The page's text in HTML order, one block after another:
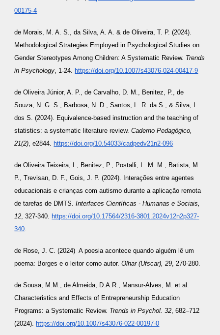
00175-4
de Morais, M. A. S., da Silva, A. A. & de Oliveira, T. P. (2024).
Methodological Strategies Employed in Psychological Studies on
Gender Stereotypes Among Children: A Systematic Review. Trends
in Psychology, 1-24. https://doi.org/10.1007/s43076-024-00417-9
de Oliveira Júnior, A. P., de Carvalho, D. M., Benitez, P., de
Souza, N. G. S., Barbosa, N. D., Santos, L. R. da S., & Silva, L.
dos S. (2024). Equivalence-based instruction and the teaching of
statistics: a systematic literature review.Caderno Pedagógico,
21(2), e2844. https://doi.org/10.54033/cadpedv21n2-096
de Oliveira Teixeira, I., Benitez, P., Postalli, L. M. M., Batista, M.
P., Trevisan, D. F., Gois, J. P. (2024). Interações entre agentes
educacionais e crianças com autismo durante a aplicação remota
de tarefas de DMTS.Interfaces Científicas - Humanas e Sociais,
12, 327-340. https://doi.org/10.17564/2316-3801.2024v12n2p327-
340.
de Rose, J. C. (2024) A poesia acontece quando alguém lê um
poema: Borges e o leitor como autor.Olhar (Ufscar), 29, 270-280.
de Sousa, M.M., de Almeida, D.A.R., Mansur-Alves, M. et al.
Characteristics and Effects of Entrepreneurship Education
Programs: a Systematic Review. Trends in Psychol. 32, 682–712
(2024). https://doi.org/10.1007/s43076-022-00197-0